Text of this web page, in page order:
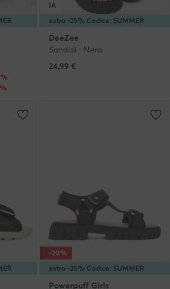
extra -25% Codice: SUMMER
IA
DeeZee
Sandali · Nero
24,99 €
extra -25% Codice: SUMMER
-20%
Powerpuff Girls